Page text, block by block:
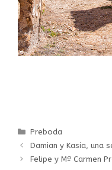
Preboda
Damian y Kasia, una
Felipe y Mª Carmen